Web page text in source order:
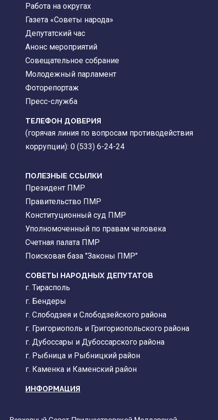
Работа на округах
Газета «Советы народа»
Депутатский час
Анонс мероприятий
Совещательное собрание
Молодежный парламент
Фоторепортаж
Пресс-служба
ТЕЛЕФОН ДОВЕРИЯ
(горячая линия по вопросам противодействия
коррупции): 0 (533) 6-24-24
ПОЛЕЗНЫЕ ССЫЛКИ
Президент ПМР
Правительство ПМР
Конституционный суд ПМР
Уполномоченный по правам человека
Счетная палата ПМР
Поисковая база "Законы ПМР"
СОВЕТЫ НАРОДНЫХ ДЕПУТАТОВ
г. Тирасполь
г. Бендеры
г. Слободзея и Слободзейского района
г. Григориополь и Григориопольского района
г. Дубоссары и Дубоссарского района
г. Рыбница и Рыбницкий район
г. Каменка и Каменский район
ИНФОРМАЦИЯ